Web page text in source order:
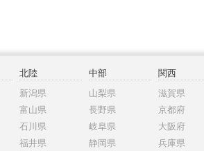
北陸
新潟県
富山県
石川県
福井県
中部
山梨県
長野県
岐阜県
静岡県
関西
滋賀県
京都府
大阪府
兵庫県